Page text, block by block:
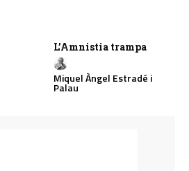
L’Amnistia trampa
Miquel Àngel Estradé i
Palau